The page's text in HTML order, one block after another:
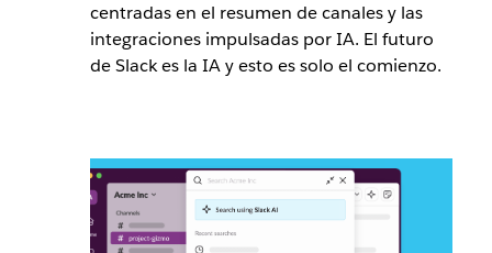
centradas en el resumen de canales y las
integraciones impulsadas por IA. El futuro
de Slack es la IA y esto es solo el comienzo.